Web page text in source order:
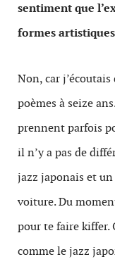
sentiment que
formes
Non, car
poèmes à seize
prennent parfois
il n’y a pas de
jazz japonais et
voiture. Du
pour te faire kiffer.
comme le jazz